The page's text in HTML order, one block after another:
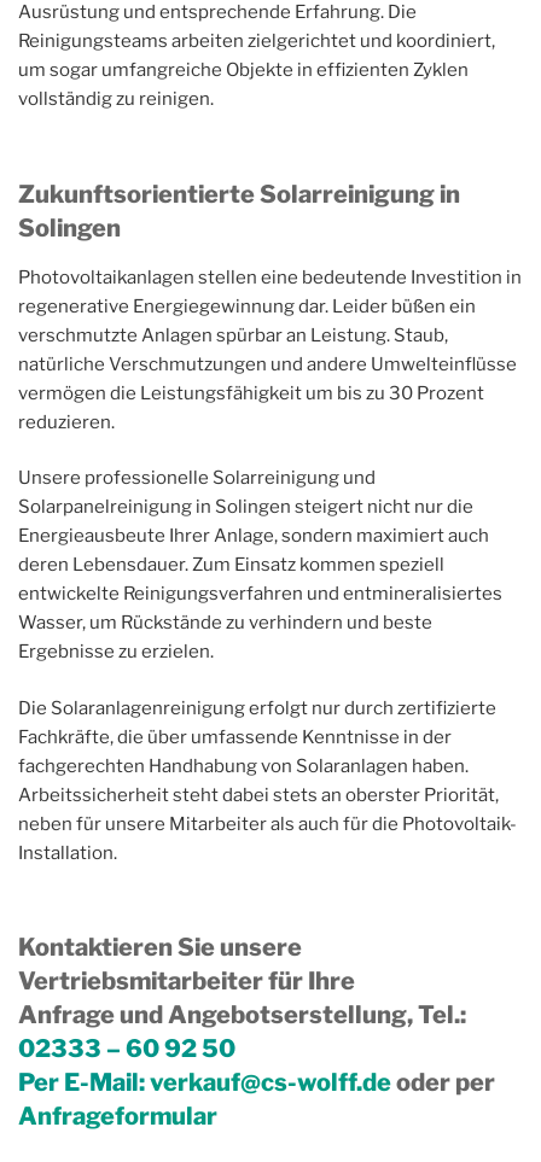
Ausrüstung und entsprechende Erfahrung. Die
Reinigungsteams arbeiten zielgerichtet und koordiniert,
um sogar umfangreiche Objekte in effizienten Zyklen
vollständig zu reinigen.
Zukunftsorientierte Solarreinigung in
Solingen
Photovoltaikanlagen stellen eine bedeutende Investition in
regenerative Energiegewinnung dar. Leider büßen ein
verschmutzte Anlagen spürbar an Leistung. Staub,
natürliche Verschmutzungen und andere Umwelteinflüsse
vermögen die Leistungsfähigkeit um bis zu 30 Prozent
reduzieren.
Unsere professionelle Solarreinigung und
Solarpanelreinigung in Solingen steigert nicht nur die
Energieausbeute Ihrer Anlage, sondern maximiert auch
deren Lebensdauer. Zum Einsatz kommen speziell
entwickelte Reinigungsverfahren und entmineralisiertes
Wasser, um Rückstände zu verhindern und beste
Ergebnisse zu erzielen.
Die Solaranlagenreinigung erfolgt nur durch zertifizierte
Fachkräfte, die über umfassende Kenntnisse in der
fachgerechten Handhabung von Solaranlagen haben.
Arbeitssicherheit steht dabei stets an oberster Priorität,
neben für unsere Mitarbeiter als auch für die Photovoltaik-
Installation.
Kontaktieren Sie unsere
Vertriebsmitarbeiter für Ihre
Anfrage und Angebotserstellung, Tel.:
02333 – 60 92 50
Per E-Mail:verkauf@cs-wolff.deoder per
Anfrageformular